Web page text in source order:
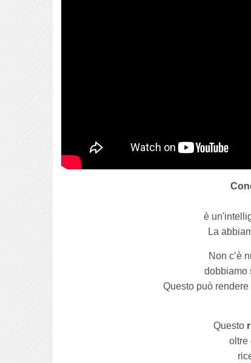
è
La
Non c’è
dobbiamo
Questo può
Questo
oltre